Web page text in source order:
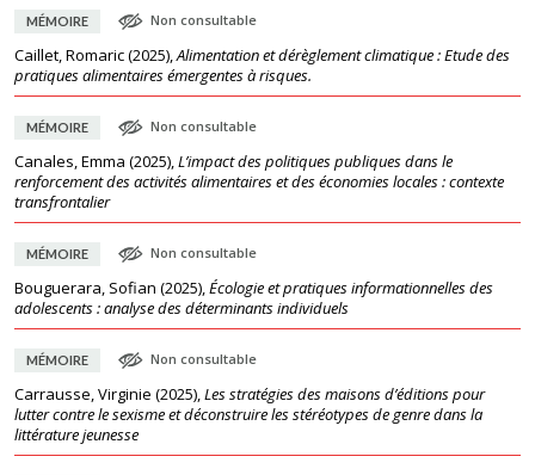
MÉMOIRE Non consultable
Caillet, Romaric(2025),Alimentation et dérèglement climatique : Etude des
pratiques alimentaires émergentes à risques.
MÉMOIRE Non consultable
Canales, Emma (2025),L’impact des politiques publiques dans le
renforcement des activités alimentaires et des économies locales : contexte
transfrontalier
MÉMOIRE Non consultable
Bouguerara, Sofian (2025),Écologie et pratiques informationnelles des
adolescents : analyse des déterminants individuels
MÉMOIRE Non consultable
Carrausse, Virginie (2025),Les stratégies des maisons d’éditions pour
lutter contre le sexisme et déconstruire les stéréotypes de genre dans la
littérature jeunesse